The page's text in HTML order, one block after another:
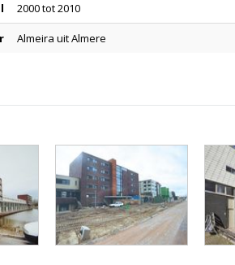
2000 tot 2010
Almeira uit Almere